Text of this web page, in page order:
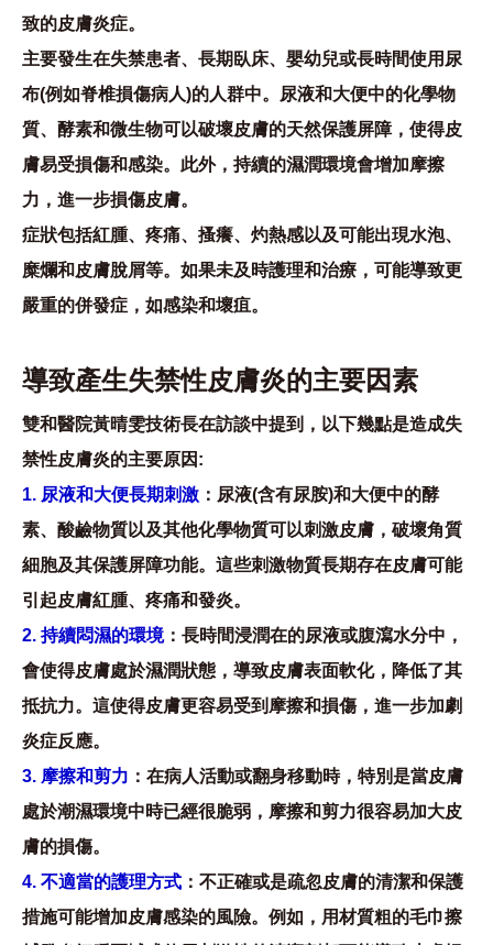
致的皮膚炎症。
主要發生在失禁患者、長期臥床、嬰幼兒或長時間使用尿
布(例如脊椎損傷病人)的人群中。尿液和大便中的化學物
質、酵素和微生物可以破壞皮膚的天然保護屏障，使得皮
膚易受損傷和感染。此外，持續的濕潤環境會增加摩擦
力，進一步損傷皮膚。
症狀包括紅腫、疼痛、搔癢、灼熱感以及可能出現水泡、
糜爛和皮膚脫屑等。如果未及時護理和治療，可能導致更
嚴重的併發症，如感染和壞疽。
導致產生失禁性皮膚炎的主要因素
雙和醫院黃晴雯技術長在訪談中提到，以下幾點是造成失
禁性皮膚炎的主要原因:
1. 尿液和大便長期刺激 ：尿液(含有尿胺)和大便中的酵
素、酸鹼物質以及其他化學物質可以刺激皮膚，破壞角質
細胞及其保護屏障功能。這些刺激物質長期存在皮膚可能
引起皮膚紅腫、疼痛和發炎。
2. 持續悶濕的環境：長時間浸潤在的尿液或腹瀉水分中，
會使得皮膚處於濕潤狀態，導致皮膚表面軟化，降低了其
抵抗力。這使得皮膚更容易受到摩擦和損傷，進一步加劇
炎症反應。
3. 摩擦和剪力 ：在病人活動或翻身移動時，特別是當皮膚
處於潮濕環境中時已經很脆弱，摩擦和剪力很容易加大皮
膚的損傷。
4. 不適當的護理方式 ：不正確或是疏忽皮膚的清潔和保護
措施可能增加皮膚感染的風險。例如，用材質粗的毛巾擦